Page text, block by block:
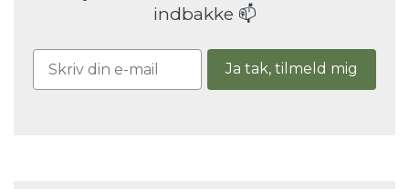
indbakke 📫
Ja tak, tilmeld mig